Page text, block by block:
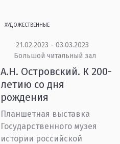
ХУДОЖЕСТВЕННЫЕ
21.02.2023 - 03.03.2023
Большой читальный зал
А.Н. Островский. К 200-
летию со дня
рождения
Планшетная выставка
Государственного музея
истории российской